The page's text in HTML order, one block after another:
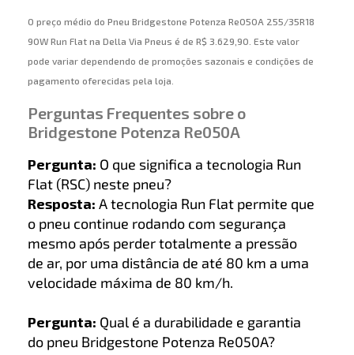
O preço médio do Pneu Bridgestone Potenza Re050A 255/35R18
90W Run Flat na Della Via Pneus é de R$ 3.629,90. Este valor
pode variar dependendo de promoções sazonais e condições de
pagamento oferecidas pela loja.
Perguntas Frequentes sobre o
Bridgestone Potenza Re050A
Pergunta: O que significa a tecnologia Run
Flat (RSC) neste pneu?
Resposta: A tecnologia Run Flat permite que
o pneu continue rodando com segurança
mesmo após perder totalmente a pressão
de ar, por uma distância de até 80 km a uma
velocidade máxima de 80 km/h.
Pergunta: Qual é a durabilidade e garantia
do pneu Bridgestone Potenza Re050A?